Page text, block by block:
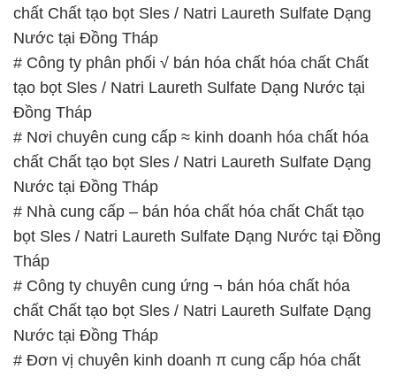
chất Chất tạo bọt Sles / Natri Laureth Sulfate Dạng
Nước tại Đồng Tháp
# Công ty phân phối √ bán hóa chất hóa chất Chất
tạo bọt Sles / Natri Laureth Sulfate Dạng Nước tại
Đồng Tháp
# Nơi chuyên cung cấp ≈ kinh doanh hóa chất hóa
chất Chất tạo bọt Sles / Natri Laureth Sulfate Dạng
Nước tại Đồng Tháp
# Nhà cung cấp – bán hóa chất hóa chất Chất tạo
bọt Sles / Natri Laureth Sulfate Dạng Nước tại Đồng
Tháp
# Công ty chuyên cung ứng ¬ bán hóa chất hóa
chất Chất tạo bọt Sles / Natri Laureth Sulfate Dạng
Nước tại Đồng Tháp
# Đơn vị chuyên kinh doanh π cung cấp hóa chất